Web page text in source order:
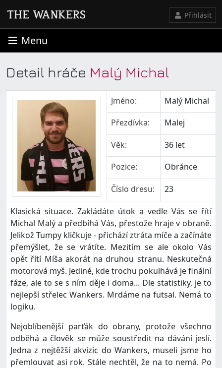
Přihlásit
Menu
Detail hráče Malý Michal
Jméno:
Malý Michal
Přezdívka:
Malej
Věk:
36 let
Pozice:
Obránce
Číslo dresu: 23
Klasická situace. Zakládáte útok a vedle Vás se řítí
Michal Malý a předbíhá Vás, přestože hraje v obraně.
Jelikož Tumpy kličkuje - přichází ztráta míče a začínáte
přemýšlet, že se vrátíte. Mezitím se ale okolo Vás
opět řítí Míša akorát na druhou stranu. Neskutečná
motorová myš. Jediné, kde trochu pokulhává je finální
fáze, ale to se s ním děje i doma... Dle statistiky, je to
nejlepší střelec Wankers. Mrdáme na futsal. Nemá to
logiku.
Nejoblíbenější parťák do obrany, protože všechno
odběhá a člověk se může soustředit na dávání jeslí.
Jedna z nejtěžší akvizic do Wankers, museli jsme ho
přemlouvat asi rok. Stále nechtěl, že na to nemá. Po